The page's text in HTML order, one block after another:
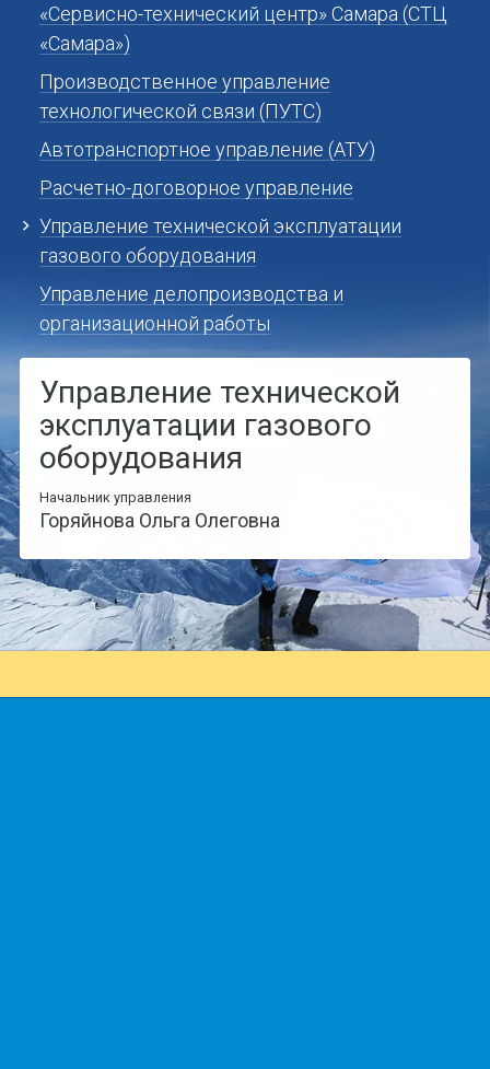
«Сервисно-технический центр» Самара (СТЦ
«Самара»)
Производственное управление
технологической связи (ПУТС)
Автотранспортное управление (АТУ)
Расчетно-договорное управление
Управление технической эксплуатации
газового оборудования
Управление делопроизводства и
организационной работы
Управление технической
эксплуатации газового
оборудования
Начальник управления
Горяйнова Ольга Олеговна